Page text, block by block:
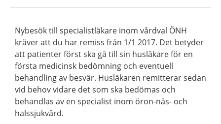
Nybesök till specialistläkare inom vårdval ÖNH
kräver att du har remiss från 1/1 2017. Det betyder
att patienter först ska gå till sin husläkare för en
första medicinsk bedömning och eventuell
behandling av besvär. Husläkaren remitterar sedan
vid behov vidare det som ska bedömas och
behandlas av en specialist inom öron-näs- och
halssjukvård.